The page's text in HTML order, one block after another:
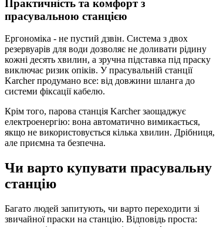
Практичність та комфорт з
прасувальною станцією
Ергономіка - не пустий дзвін. Система з двох
резервуарів для води дозволяє не доливати рідину
кожні десять хвилин, а зручна підставка під праску
виключає ризик опіків. У прасувальній станції
Karcher продумано все: від довжини шланга до
системи фіксації кабелю.
Крім того, парова станція Karcher заощаджує
електроенергію: вона автоматично вимикається,
якщо не використовується кілька хвилин. Дрібниця,
але приємна та безпечна.
Чи варто купувати прасувальну
станцію
Багато людей запитують, чи варто переходити зі
звичайної праски на станцію. Відповідь проста: